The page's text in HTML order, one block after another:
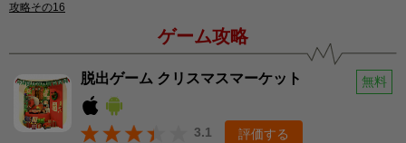
攻略その16
ゲーム攻略
脱出ゲーム クリスマスマーケット 無料
3.1 評価する